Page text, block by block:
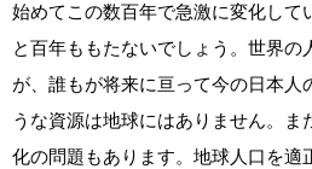
始めてこの数百年で急激に変化して
と百年ももたないでしょう。世界の
が、誰もが将来に亘って今の日本人
うな資源は地球にはありません。
化の問題もあります。地球人口を適